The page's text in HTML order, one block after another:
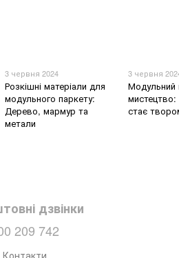
3 червня 2024
Розкішні матеріали для
модульного паркету:
Дерево, мармур та
метали
3 червня
Модульний
мистецтво:
стає
дзвінки
209 742
Контакти